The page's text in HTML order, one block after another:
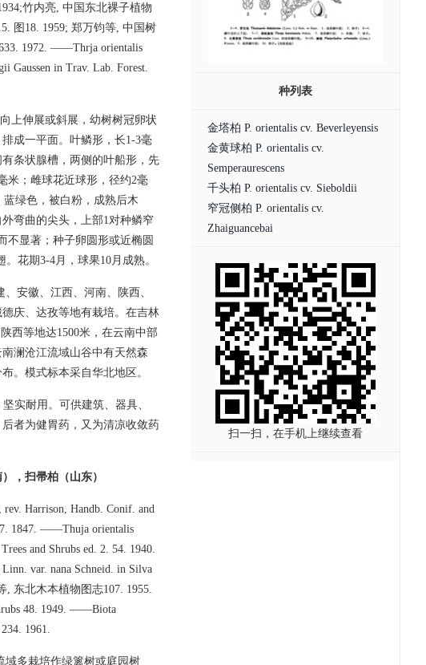
竹内亮, 中国东北裸子植物
图18. 1959; 郑万钧等, 中国树
1972. ——Thrja orientalis
Gaussen in Trav. Lab. Forest.
上伸展或斜展，幼树树冠卵状
成一平面。叶鳞形，长1-3毫
条状腺槽，两侧的叶船形，先
米；雌球花近球形，径约2毫
绿色，被白粉，成熟后木
弯曲的尖头，上部1对种鳞窄
不显著；种子卵圆形或近椭圆
花期3-4月，球果10月成熟。
安徽、江西、河南、陕西、
庆、达孜等地有栽培。在吉林
西等地达1500米，在云南中部
澜沧江流域山谷中有天然森
。模式标本采自华北地区。
实耐用。可供建筑、器具、
者为健胃药，又为清凉收敛药
，扫帚柏（山东）
Harrison, Handb. Conif. and
1847. ——Thuja orientalis
and Shrubs ed. 2. 54. 1940.
var. nana Schneid. in Silva
, 东北木本植物图志107. 1955.
48. 1949. ——Biota
1961.
域多栽培作绿篱树或庭园树
种列表
金塔柏 P. orientalis cv. Beverleyensis
金黄球柏 P. orientalis cv.
Semperaurescens
千头柏 P. orientalis cv. Sieboldii
窄冠侧柏 P. orientalis cv.
Zhaiguancebai
扫一扫，在手机上继续查看